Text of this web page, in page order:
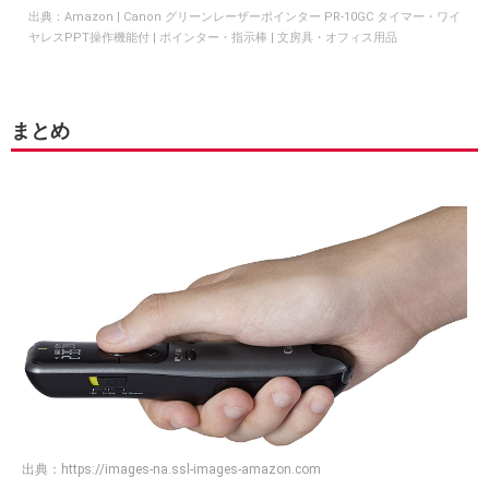
出典： Amazon | Canon グリーンレーザーポインター PR-10GC タイマー・ワイ
ヤレスPPT操作機能付 | ポインター・指示棒 | 文房具・オフィス用品
まとめ
出典： https://images-na.ssl-images-amazon.com